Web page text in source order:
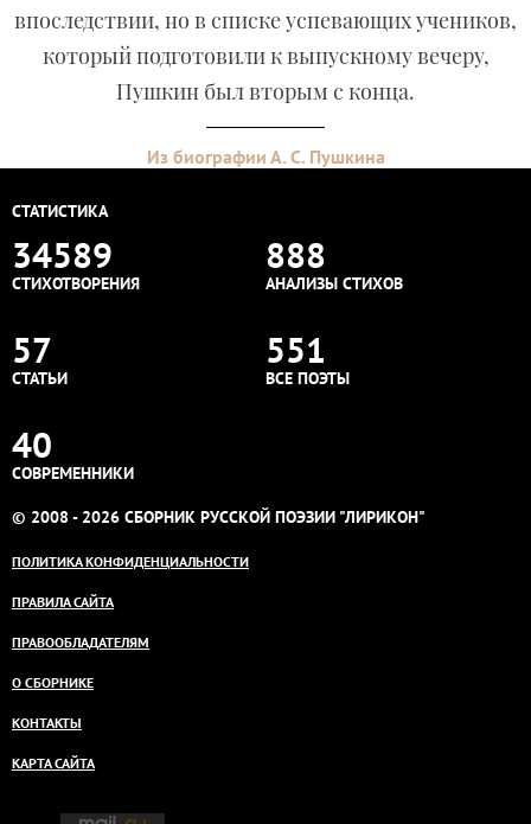
впоследствии, но в списке успевающих учеников,
который подготовили к выпускному вечеру,
Пушкин был вторым с конца.
Из биографии А. С. Пушкина
СТАТИСТИКА
34589
СТИХОТВОРЕНИЯ
888
АНАЛИЗЫ СТИХОВ
57
СТАТЬИ
551
ВСЕ ПОЭТЫ
40
СОВРЕМЕННИКИ
© 2008 - 2026 СБОРНИК РУССКОЙ ПОЭЗИИ "ЛИРИКОН"
ПОЛИТИКА КОНФИДЕНЦИАЛЬНОСТИ
ПРАВИЛА САЙТА
ПРАВООБЛАДАТЕЛЯМ
О СБОРНИКЕ
КОНТАКТЫ
КАРТА САЙТА